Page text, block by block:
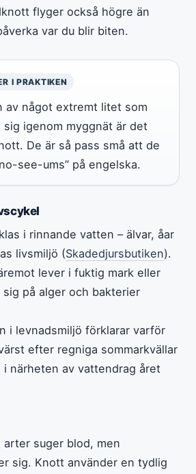
flyger också högre än
var du blir biten.
I PRAKTIKEN
av något extremt litet som
sig igenom myggnät är det
De är så pass små att de
see-ums” på engelska.
i rinnande vatten – älvar, åar
livsmiljö (Skadedjursbutiken).
lever i fuktig mark eller
på alger och bakterier
i levnadsmiljö förklarar varför
efter regniga sommarkvällar
närheten av vattendrag året
arter suger blod, men
sig. Knott använder en tydlig